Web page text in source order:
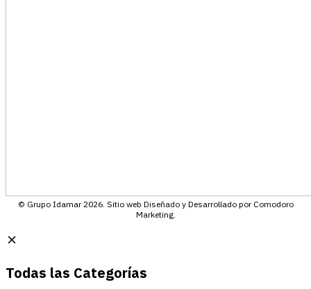
© Grupo Idamar 2026. Sitio web Diseñado y Desarrollado por Comodoro
Marketing.
Todas las Categorías